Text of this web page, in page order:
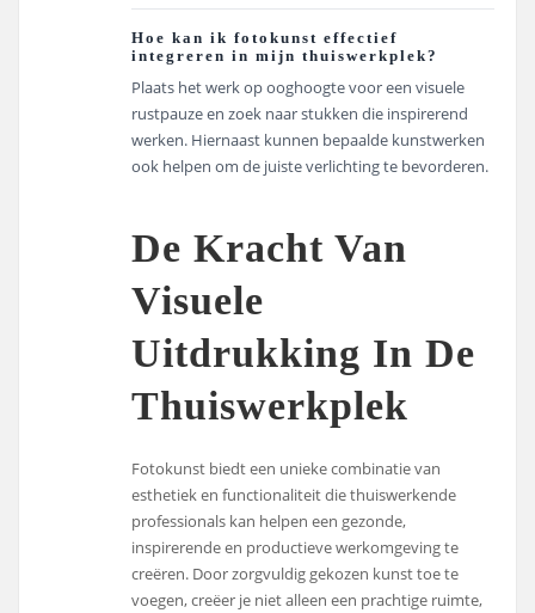
Hoe kan ik fotokunst effectief
integreren in mijn thuiswerkplek?
Plaats het werk op ooghoogte voor een visuele
rustpauze en zoek naar stukken die inspirerend
werken. Hiernaast kunnen bepaalde kunstwerken
ook helpen om de juiste verlichting te bevorderen.
De Kracht Van
Visuele
Uitdrukking In De
Thuiswerkplek
Fotokunst biedt een unieke combinatie van
esthetiek en functionaliteit die thuiswerkende
professionals kan helpen een gezonde,
inspirerende en productieve werkomgeving te
creëren. Door zorgvuldig gekozen kunst toe te
voegen, creëer je niet alleen een prachtige ruimte,